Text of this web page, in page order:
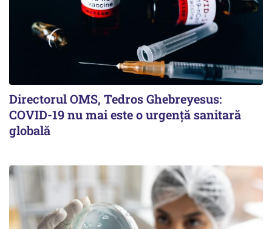
Directorul OMS, Tedros Ghebreyesus:
COVID-19 nu mai este o urgenţă sanitară
globală